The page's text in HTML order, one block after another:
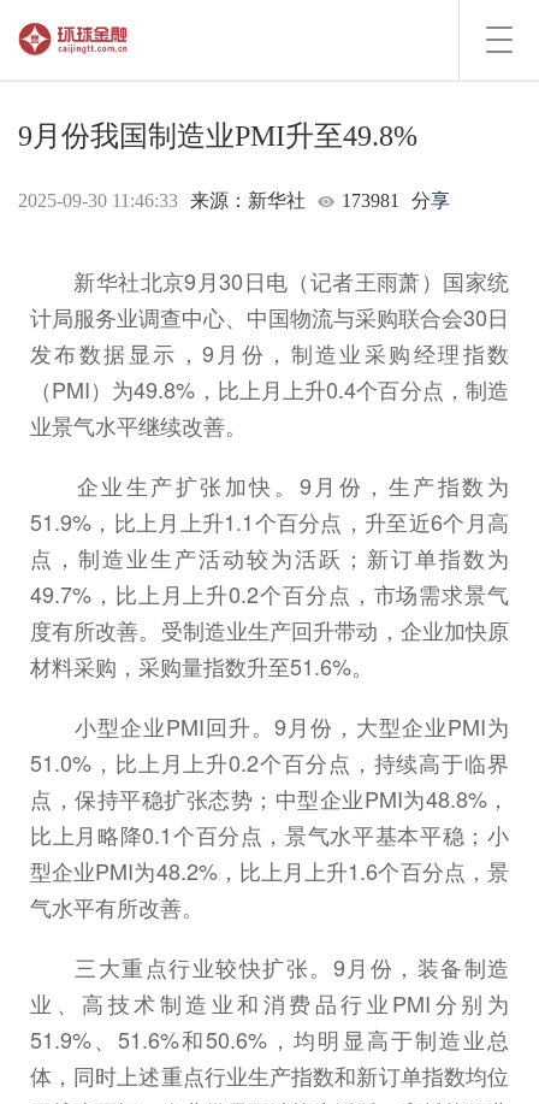
9月份我国制造业PMI升至49.8%
2025-09-30 11:46:33 来源：新华社 173981 分享
新华社北京9月30日电（记者王雨萧）国家统
计局服务业调查中心、中国物流与采购联合会30日
发布数据显示，9月份，制造业采购经理指数
（PMI）为49.8%，比上月上升0.4个百分点，制造
业景气水平继续改善。
企业生产扩张加快。9月份，生产指数为
51.9%，比上月上升1.1个百分点，升至近6个月高
点，制造业生产活动较为活跃；新订单指数为
49.7%，比上月上升0.2个百分点，市场需求景气
度有所改善。受制造业生产回升带动，企业加快原
材料采购，采购量指数升至51.6%。
小型企业PMI回升。9月份，大型企业PMI为
51.0%，比上月上升0.2个百分点，持续高于临界
点，保持平稳扩张态势；中型企业PMI为48.8%，
比上月略降0.1个百分点，景气水平基本平稳；小
型企业PMI为48.2%，比上月上升1.6个百分点，景
气水平有所改善。
三大重点行业较快扩张。9月份，装备制造
业、高技术制造业和消费品行业PMI分别为
51.9%、51.6%和50.6%，均明显高于制造业总
体，同时上述重点行业生产指数和新订单指数均位